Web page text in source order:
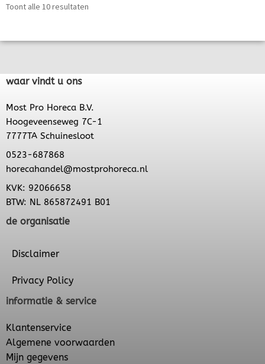
Toont alle 10 resultaten
waar vindt u ons
Most Pro Horeca B.V.
Hoogeveenseweg 7C-1
7777TA Schuinesloot
0523-687868
horecahandel@mostprohoreca.nl
KVK: 92066658
BTW: NL 865872491 B01
de organisatie
Disclaimer
Privacy Policy
informatie & service
Klantenservice
Algemene voorwaarden
Mijn gegevens